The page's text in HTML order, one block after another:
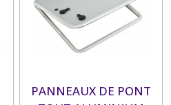
PANNEAUX DE PONT